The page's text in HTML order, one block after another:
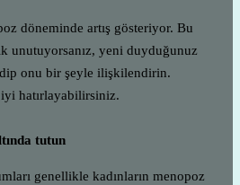
döneminde artış gösteriyor. Bu
unutuyorsanız, yeni duyduğunuz
onu bir şeyle ilişkilendirin.
hatırlayabilirsiniz.
tutun
genellikle kadınların menopoz